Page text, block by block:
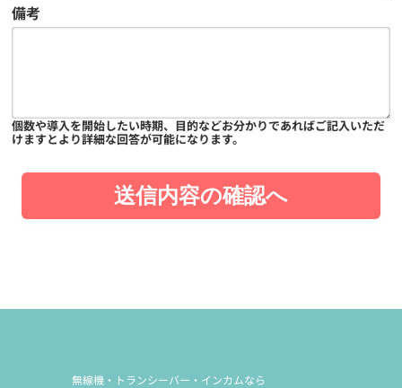
備考
個数や導入を開始したい時期、目的などお分かりであればご記入いただ
けますとより詳細な回答が可能になります。
送信内容の確認へ
無線機・トランシーバー・インカムなら